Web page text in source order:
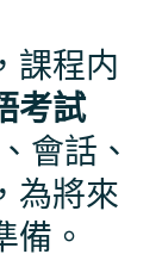
課程内
考試
會話、
為將來
。